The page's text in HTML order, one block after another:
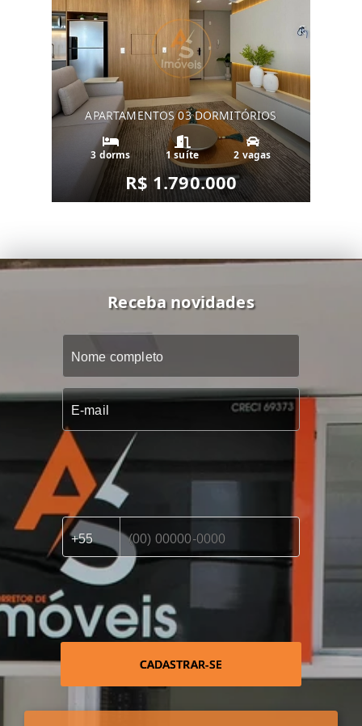
APARTAMENTOS 03 DORMITÓRIOS
3 dorms 1 suíte 2 vagas
R$ 1.790.000
Receba novidades
CADASTRAR-SE